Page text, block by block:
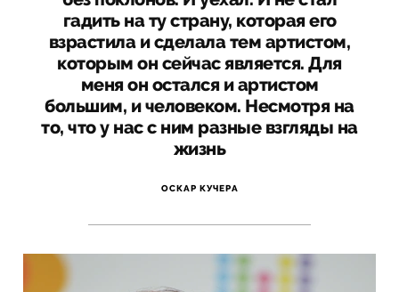
гадить на ту страну, которая его
взрастила и сделала тем артистом,
которым он сейчас является. Для
меня он остался и артистом
большим, и человеком. Несмотря на
то, что у нас с ним разные взгляды на
жизнь
ОСКАР КУЧЕРА